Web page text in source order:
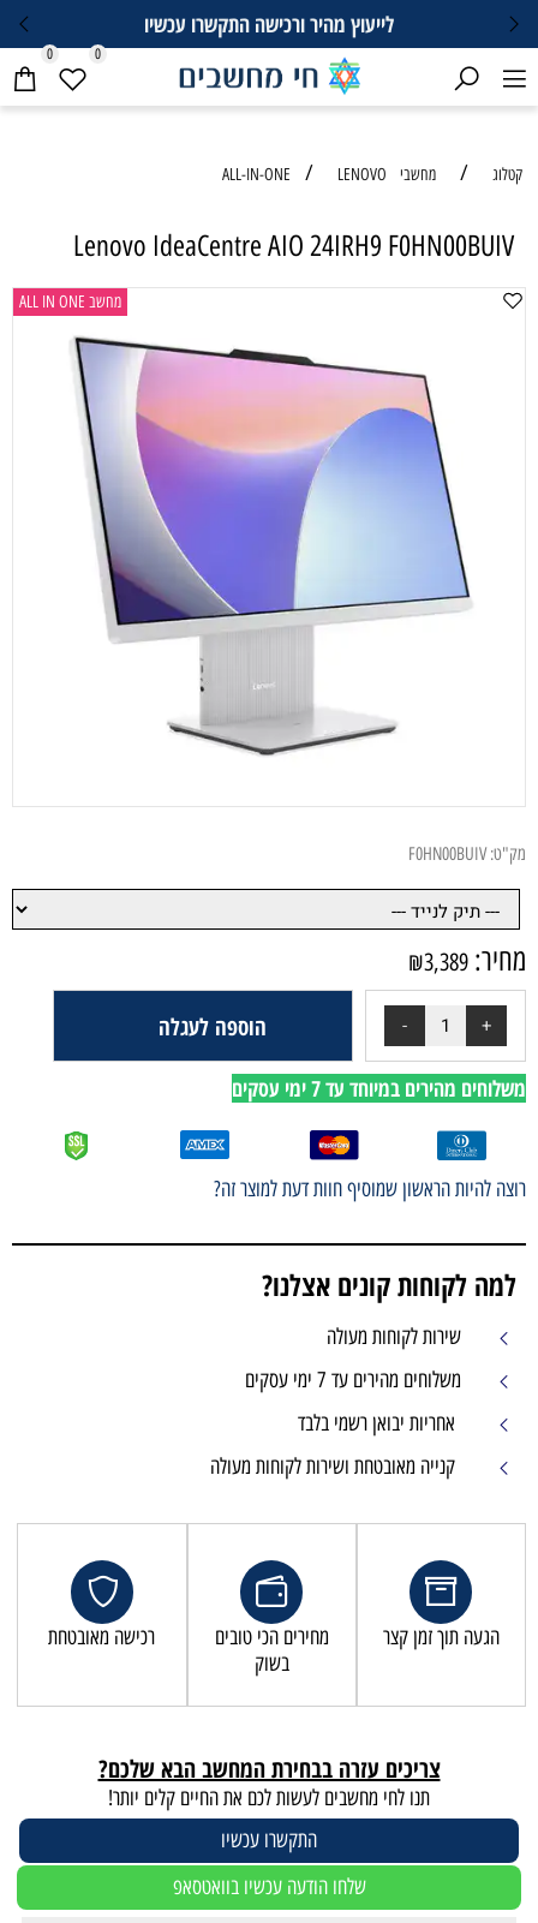
לייעוץ מהיר ורכישה התקשרו עכשיו
0 0
קטלוג / מחשבי ALL-IN-ONE / LENOVO
Lenovo IdeaCentre AIO 24IRH9 F0HN00BUIV
מחשב ALL IN ONE
מק"ט: F0HN00BUIV
מחיר: ₪3,389
הוספה לעגלה
משלוחים מהירים במיוחד עד 7 ימי עסקים
רוצה להיות הראשון שמוסיף חוות דעת למוצר זה?
למה לקוחות קונים אצלנו?
שירות לקוחות מעולה
משלוחים מהירים עד 7 ימי עסקים
אחריות יבואן רשמי בלבד
קנייה מאובטחת ושירות לקוחות מעולה
הגעה תוך זמן קצר
מחירים הכי טובים
בשוק
רכישה מאובטחת
צריכים עזרה בבחירת המחשב הבא שלכם?
תנו לחי מחשבים לעשות לכם את החיים קלים יותר!
התקשרו עכשיו
שלחו הודעה עכשיו בוואטסאפ